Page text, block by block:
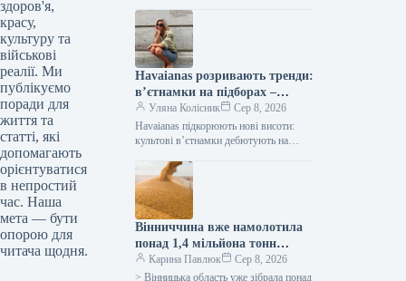
здоров'я,
красу,
культуру та
військові
реалії. Ми
публікуємо
поради для
життя та
статті, які
допомагають
орієнтуватися
в непростий
час. Наша
мета — бути
опорою для
читача щодня.
років відійшов у вічність…
Havaianas розривають тренди:
в’єтнамки на підборах –
сенсація року!
Уляна Колісник
Сер 8, 2026
Havaianas підкорюють нові висоти:
культові в’єтнамки дебютують на
своїми легендарними гумовими
шльопанцями на пласкій підошві,
зробив…
Вінниччина вже намолотила
понад 1,4 мільйона тонн
зерна, показавши
врожайність, вищу за
Карина Павлюк
Сер 8, 2026
> Вінницька область уже зібрала понад